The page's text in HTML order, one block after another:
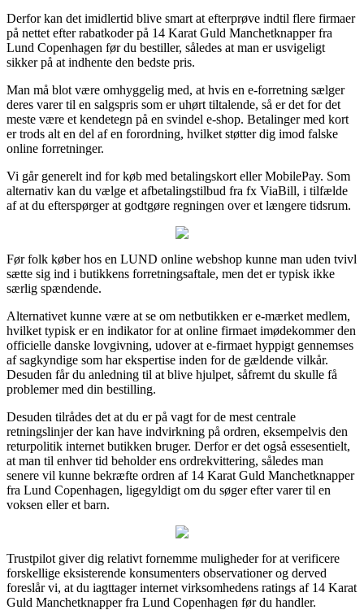
Derfor kan det imidlertid blive smart at efterprøve indtil flere firmaer
på nettet efter rabatkoder på 14 Karat Guld Manchetknapper fra
Lund Copenhagen før du bestiller, således at man er usvigeligt
sikker på at indhente den bedste pris.
Man må blot være omhyggelig med, at hvis en e-forretning sælger
deres varer til en salgspris som er uhørt tiltalende, så er det for det
meste være et kendetegn på en svindel e-shop. Betalinger med kort
er trods alt en del af en forordning, hvilket støtter dig imod falske
online forretninger.
Vi går generelt ind for køb med betalingskort eller MobilePay. Som
alternativ kan du vælge et afbetalingstilbud fra fx ViaBill, i tilfælde
af at du efterspørger at godtgøre regningen over et længere tidsrum.
Før folk køber hos en LUND online webshop kunne man uden tvivl
sætte sig ind i butikkens forretningsaftale, men det er typisk ikke
særlig spændende.
Alternativet kunne være at se om netbutikken er e-mærket medlem,
hvilket typisk er en indikator for at online firmaet imødekommer den
officielle danske lovgivning, udover at e-firmaet hyppigt gennemses
af sagkyndige som har ekspertise inden for de gældende vilkår.
Desuden får du anledning til at blive hjulpet, såfremt du skulle få
problemer med din bestilling.
Desuden tilrådes det at du er på vagt for de mest centrale
retningslinjer der kan have indvirkning på ordren, eksempelvis den
returpolitik internet butikken bruger. Derfor er det også essesentielt,
at man til enhver tid beholder ens ordrekvittering, således man
senere vil kunne bekræfte ordren af 14 Karat Guld Manchetknapper
fra Lund Copenhagen, ligegyldigt om du søger efter varer til en
voksen eller et barn.
Trustpilot giver dig relativt fornemme muligheder for at verificere
forskellige eksisterende konsumenters observationer og derved
foreslår vi, at du iagttager internet virksomhedens ratings af 14 Karat
Guld Manchetknapper fra Lund Copenhagen før du handler.